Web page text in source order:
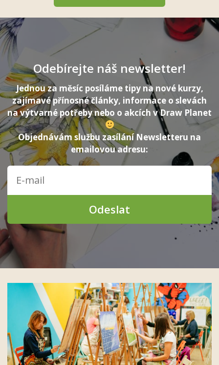
Odebírejte náš newsletter!
Jednou za měsíc posíláme tipy na nové kurzy,
zajímavé přínosné články, informace o slevách
na výtvarné potřeby nebo o akcích v Draw Planet
Objednávám službu zasílání Newsletteru na
emailovou adresu:
Odeslat